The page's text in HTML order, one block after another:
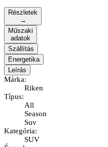
Részletek
→
Műszaki
adatok
Szállítás
Energetika
Leírás
Márka:
Riken
Típus:
All
Season
Suv
Kategória:
SUV